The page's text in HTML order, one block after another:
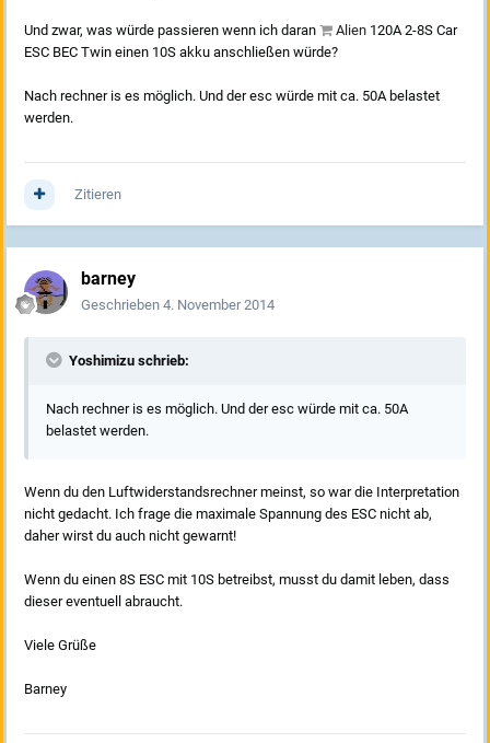
Und zwar, was würde passieren wenn ich daran Alien 120A 2-8S Car
ESC BEC Twin einen 10S akku anschließen würde?
Nach rechner is es möglich. Und der esc würde mit ca. 50A belastet
werden.
Zitieren
barney
Geschrieben 4. November 2014
Yoshimizu schrieb:
Nach rechner is es möglich. Und der esc würde mit ca. 50A
belastet werden.
Wenn du den Luftwiderstandsrechner meinst, so war die Interpretation
nicht gedacht. Ich frage die maximale Spannung des ESC nicht ab,
daher wirst du auch nicht gewarnt!
Wenn du einen 8S ESC mit 10S betreibst, musst du damit leben, dass
dieser eventuell abraucht.
Viele Grüße
Barney